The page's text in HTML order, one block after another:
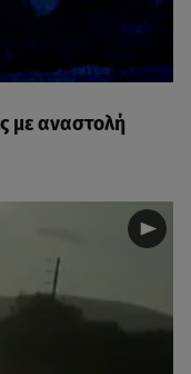
με αναστολή